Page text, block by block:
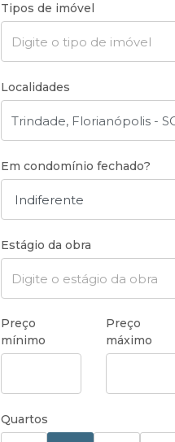
Tipos de imóvel
Localidades
Em condomínio fechado?
Estágio da obra
Preço
mínimo
Preço
máximo
Quartos